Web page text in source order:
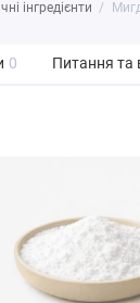
інгредієнти
0 Питання та